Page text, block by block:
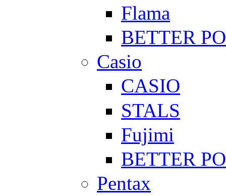
Flama
BETTER
Casio
CASIO
STALS
Fujimi
BETTER
Pentax